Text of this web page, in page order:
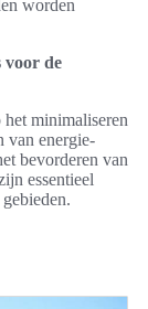
worden
voor de
minimaliseren
van energie-
bevorderen van
essentieel